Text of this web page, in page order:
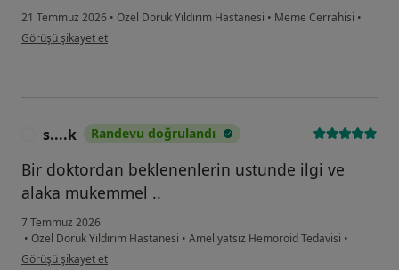
21 Temmuz 2026 • Özel Doruk Yıldırım Hastanesi • Meme Cerrahisi •
kullanıcının görüşüne göre b....
Görüşü şikayet et
s....k Randevu doğrulandı
Bir doktordan beklenenlerin ustunde ilgi ve
alaka mukemmel ..
7 Temmuz 2026
• Özel Doruk Yıldırım Hastanesi • Ameliyatsız Hemoroid Tedavisi •
kullanıcının görüşüne göre s....k
Görüşü şikayet et